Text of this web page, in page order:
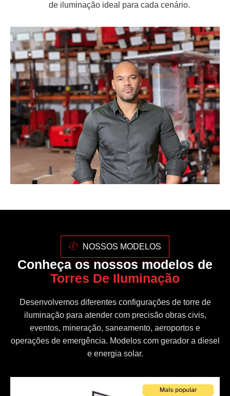
de iluminação ideal para cada cenário.
NOSSOS MODELOS
Conheça os nossos modelos de
Torres De Iluminação
Desenvolvemos diferentes configurações de torre de
iluminação para atender com precisão obras civis,
eventos, mineração, saneamento, aeroportos e
operações de emergência. Modelos com gerador a diesel
e energia solar.